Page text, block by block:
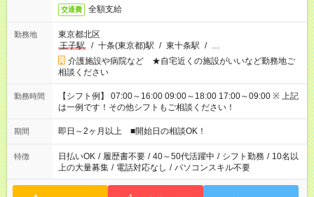
交通費 全額支給
勤務地
東京都北区
王子駅
/ 十条(東京都)駅 / 東十条駅 / …
介護施設や病院など ★自宅近くの施設がいいなど勤務地ご
相談ください
勤務時間
【シフト例】 07:00～16:00 09:00～18:00 17:00～09:00 ※ 上記
は一例です！その他シフトもご相談ください！
期間 即日～2ヶ月以上 ■開始日の相談OK！
特徴 日払いOK / 履歴書不要 / 40～50代活躍中 / シフト勤務 / 10名以
上の大量募集 / 電話対応なし / パソコンスキル不要